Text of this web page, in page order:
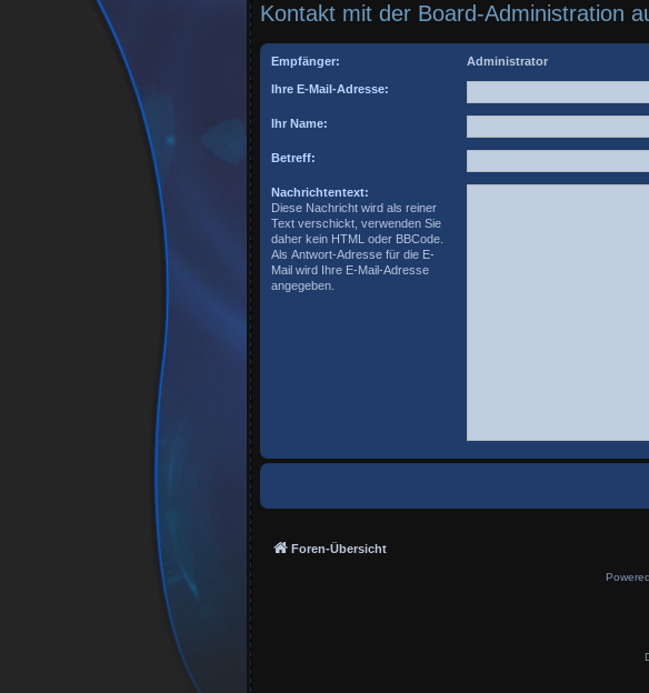
Kontakt mit der Board-Administration
Empfänger: Administrator
Ihre E-Mail-Adresse:
Ihr Name:
Betreff:
Nachrichtentext:
Diese Nachricht wird als reiner
Text verschickt, verwenden Sie
daher kein HTML oder BBCode.
Als Antwort-Adresse für die E-
Mail wird Ihre E-Mail-Adresse
angegeben.
Foren-Übersicht